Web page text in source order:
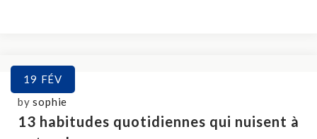
19 FÉV
bysophie
13 habitudes quotidiennes qui nuisent à